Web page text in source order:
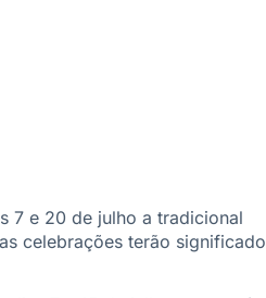
7 e 20 de julho a tradicional
celebrações terão significado